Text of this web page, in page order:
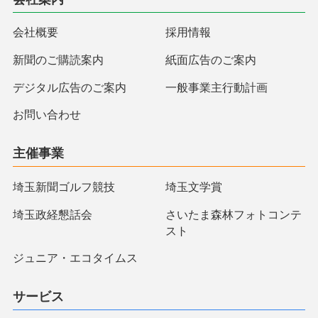
会社概要 採用情報
新聞のご購読案内 紙面広告のご案内
デジタル広告のご案内 一般事業主行動計画
お問い合わせ
主催事業
埼玉新聞ゴルフ競技 埼玉文学賞
埼玉政経懇話会
さいたま森林フォトコンテ
スト
ジュニア・エコタイムス
サービス